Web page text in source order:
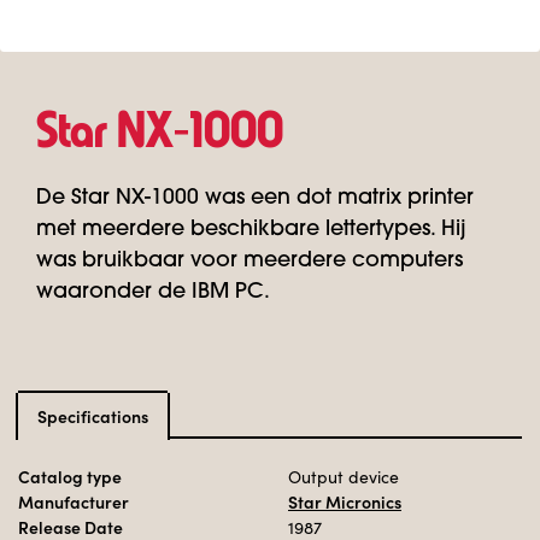
Star NX‑1000
De Star NX-1000 was een dot matrix printer
met meerdere beschikbare lettertypes. Hij
was bruikbaar voor meerdere computers
waaronder de IBM PC.
Specifications
Catalog type Output device
Manufacturer
Star Micronics
Release Date
1987